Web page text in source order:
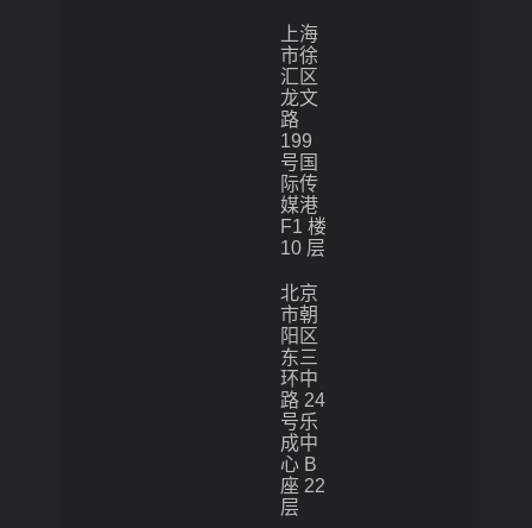
上海
市徐
汇区
龙文
路
199
号国
际传
媒港
F1 楼
10 层
北京
市朝
阳区
东三
环中
路 24
号乐
成中
心 B
座 22
层